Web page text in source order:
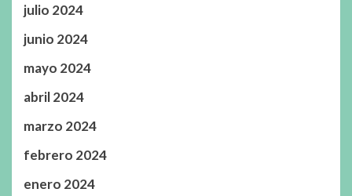
julio 2024
junio 2024
mayo 2024
abril 2024
marzo 2024
febrero 2024
enero 2024